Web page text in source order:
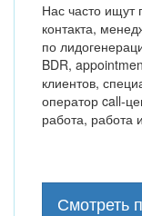
Нас часто ищут
контакта,
по
BDR,
клиентов,
оператор call-
работа, работа
Смотреть